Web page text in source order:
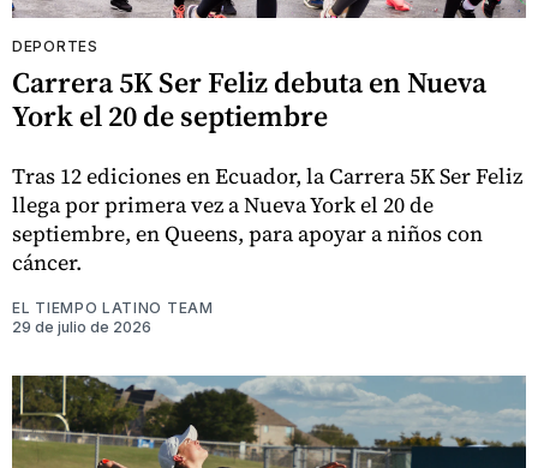
DEPORTES
Carrera 5K Ser Feliz debuta en Nueva
York el 20 de septiembre
Tras 12 ediciones en Ecuador, la Carrera 5K Ser Feliz
llega por primera vez a Nueva York el 20 de
septiembre, en Queens, para apoyar a niños con
cáncer.
EL TIEMPO LATINO TEAM
29 de julio de 2026